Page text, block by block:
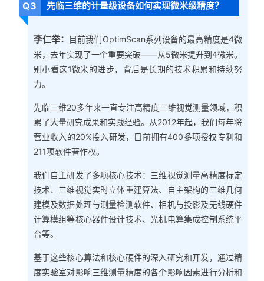
Q3 先临三维的计量级设备如何实现微米级精度？
李仁举：
目前我们OptimScan系列设备的最高精度是4微
米，去年实现了一个重要突破——从5微米提升到4微米。
别小看这1微米的进步，背后是长期的技术积累和持续努
力。
先临三维20多年来一直专注高精度三维视觉测量领域，积
累了大量研究成果和实践经验。从2012年起，我们每年将
营业收入的20%投入研发，目前拥有400多项授权专利和
211项软件著作权。
我们自主研发了多项核心技术：三维视觉测量高精度标定
技术、三维视觉实时立体重建算法、自主架构的三维几何
建模及数据处理与测量检测软件、相机与投影及无线硬件
计算模组等核心器件设计技术、光机电算集成控制系统平
台等。
基于这些核心算法和核心硬件的深入研究和开发，通过精
度实验室对影响三维测量精度的各个影响因素进行分析和